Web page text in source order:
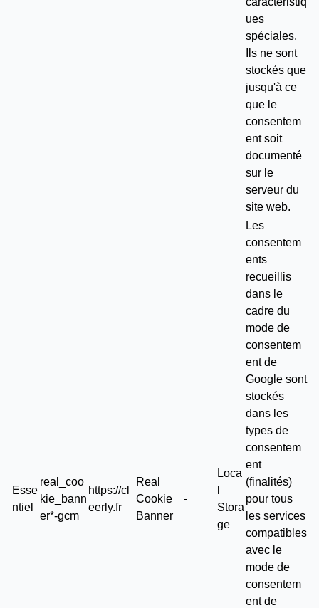
ues
spéciales.
Ils ne sont
stockés que
jusqu'à ce
que le
consentem
ent soit
documenté
sur le
serveur du
site web.
Esse
ntiel
real_coo
kie_bann
er*-gcm
https://cl
eerly.fr
Real
Cookie
Banner
-
Loca
Stora
ge
Les
consentem
ents
recueillis
dans le
cadre du
mode de
consentem
ent de
Google sont
stockés
dans les
types de
consentem
ent
(finalités)
pour tous
les services
compatibles
avec le
mode de
consentem
ent de